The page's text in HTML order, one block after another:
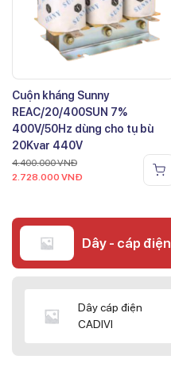
Cuộn kháng Sunny
REAC/20/400SUN 7%
400V/50Hz dùng cho tụ bù
20Kvar 440V
4.400.000VNĐ
2.728.000 VNĐ
Dây - cáp điện
Dây cáp điện
CADIVI